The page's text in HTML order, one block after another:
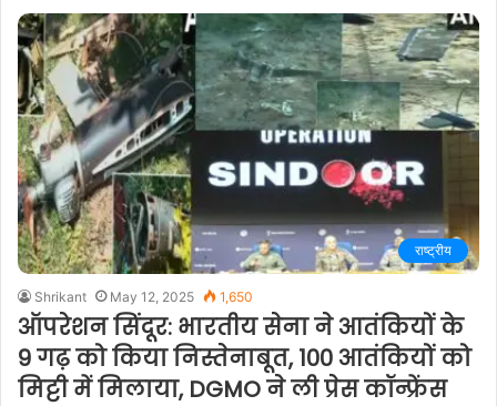
राष्ट्रीय
Shrikant May 12, 2025 1,650
ऑपरेशन सिंदूर: भारतीय सेना ने आतंकियों के
9 गढ़ को किया निस्तेनाबूत, 100 आतंकियों को
मिट्टी में मिलाया, DGMO ने ली प्रेस कॉन्फ्रेंस